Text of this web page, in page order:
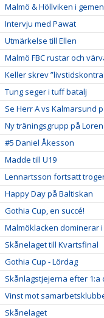
Malmö & Höllviken i
Intervju med Pawat
Utmärkelse till Ellen
Malmö FBC rustar och
Keller skrev
Tung seger i tuff batalj
Se Herr A vs Kalmarsund
Ny träningsgrupp på
#5 Daniel Åkesson
Madde till U19
Lennartsson fortsatt
Happy Day på Baltiskan
Gothia Cup, en succé!
Malmöklacken dominerar
Skånelaget till Kvartsfinal
Gothia Cup - Lördag
Skånlagstjejerna efter 1:a
Vinst mot
Skånelaget